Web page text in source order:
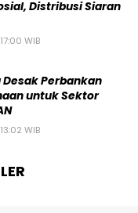
Distribusi Siaran
WIB
Desak Perbankan
untuk Sektor
WIB